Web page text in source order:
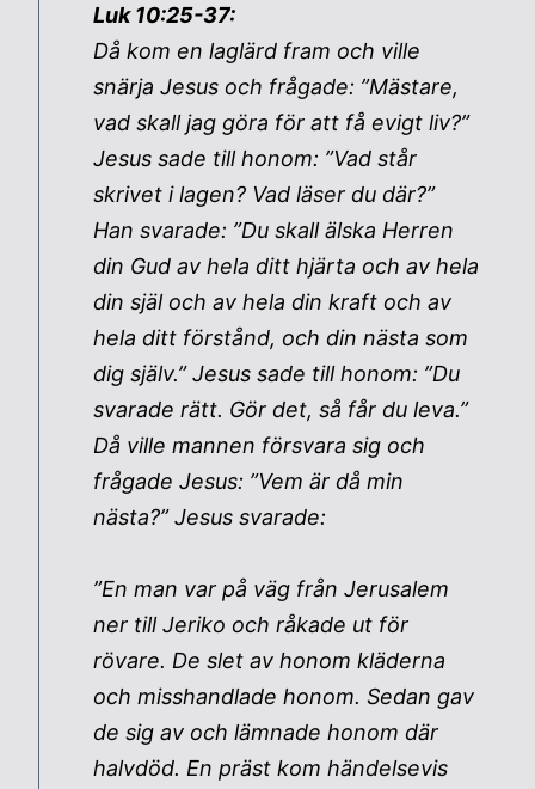
Luk 10:25-37:
Då kom en laglärd fram och ville
snärja Jesus och frågade: ”Mästare,
vad skall jag göra för att få evigt liv?”
Jesus sade till honom: ”Vad står
skrivet i lagen? Vad läser du där?”
Han svarade: ”Du skall älska Herren
din Gud av hela ditt hjärta och av hela
din själ och av hela din kraft och av
hela ditt förstånd, och din nästa som
dig själv.” Jesus sade till honom: ”Du
svarade rätt. Gör det, så får du leva.”
Då ville mannen försvara sig och
frågade Jesus: ”Vem är då min
nästa?” Jesus svarade:
”En man var på väg från Jerusalem
ner till Jeriko och råkade ut för
rövare. De slet av honom kläderna
och misshandlade honom. Sedan gav
de sig av och lämnade honom där
halvdöd. En präst kom händelsevis